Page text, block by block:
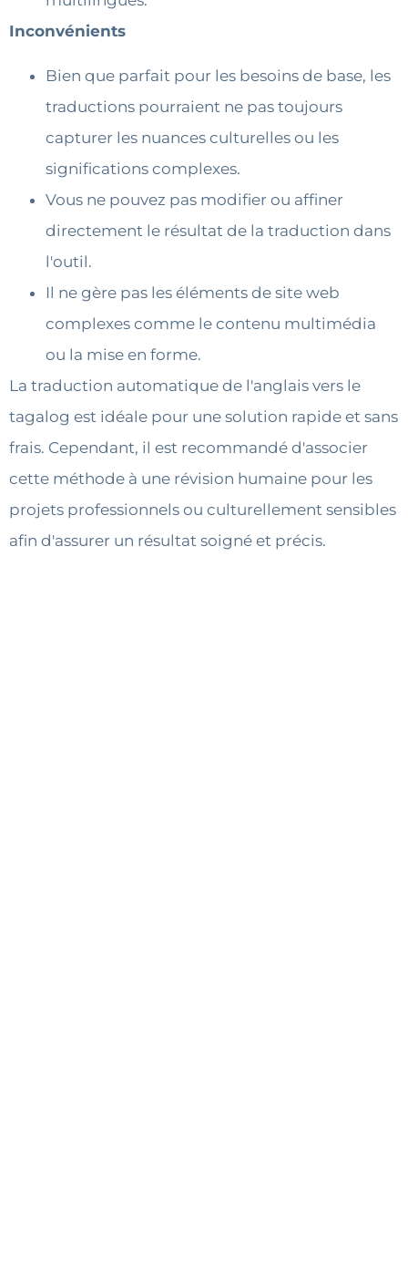
Inconvénients
Bien que parfait pour les besoins de base, les
traductions pourraient ne pas toujours
capturer les nuances culturelles ou les
significations complexes.
Vous ne pouvez pas modifier ou affiner
directement le résultat de la traduction dans
l'outil.
Il ne gère pas les éléments de site web
complexes comme le contenu multimédia
ou la mise en forme.
La traduction automatique de l'anglais vers le
tagalog est idéale pour une solution rapide et sans
frais. Cependant, il est recommandé d'associer
cette méthode à une révision humaine pour les
projets professionnels ou culturellement sensibles
afin d'assurer un résultat soigné et précis.